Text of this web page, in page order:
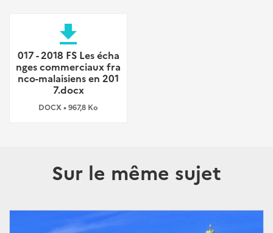
file_download
017 - 2018 FS Les écha
nges commerciaux fra
nco-malaisiens en 201
7.docx
DOCX • 967,8 Ko
Sur le même sujet